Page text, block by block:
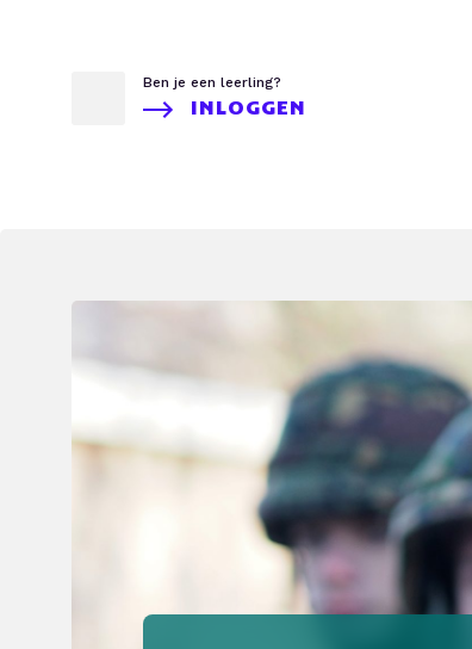
Ben je een leerling?
INLOGGEN